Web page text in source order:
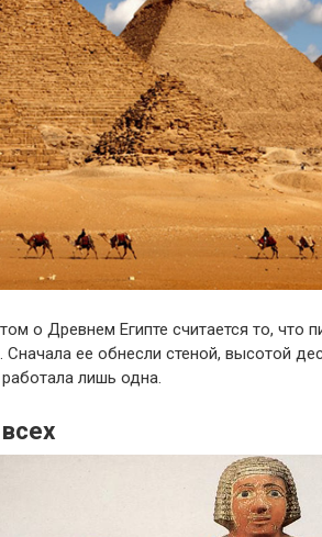
о Древнем Египте считается то, что
Сначала ее обнесли стеной, высотой
лишь одна.